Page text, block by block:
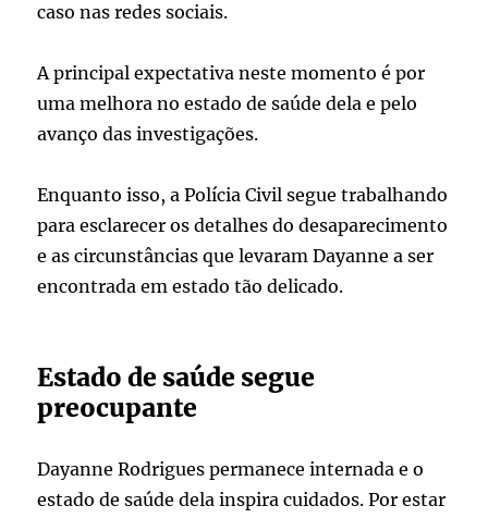
caso nas redes sociais.
A principal expectativa neste momento é por
uma melhora no estado de saúde dela e pelo
avanço das investigações.
Enquanto isso, a Polícia Civil segue trabalhando
para esclarecer os detalhes do desaparecimento
e as circunstâncias que levaram Dayanne a ser
encontrada em estado tão delicado.
Estado de saúde segue
preocupante
Dayanne Rodrigues permanece internada e o
estado de saúde dela inspira cuidados. Por estar